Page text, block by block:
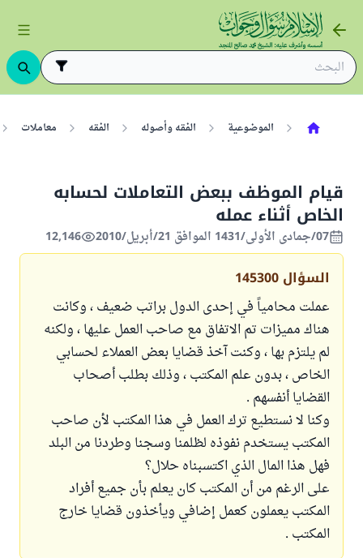
الموضوعية الفقه وأصوله الفقه معاملات
قيام الموظف ببعض التعاملات لحسابه
الخاص أثناء عمله
07/جمادى الأولى/1431 الموافق 21/أبريل/2010 12,146
السؤال 145300
عملت محامياً في إحدى الدول براتب ضعيف ، وكانت
هناك مميزات تم الاتفاق مع صاحب العمل عليها ، ولكنه
لم يلتزم بها ، وكنت آخذ قضايا بعض العملاء لحسابي
الخاص ، بدون علم المكتب ، وذلك بطلب أصحاب
القضايا أنفسهم .
وكنا لا نستطيع ترك العمل في هذا المكتب لأن صاحب
المكتب يستخدم نفوذه لظلمنا وسجنا وطردنا من البلد
فهل هذا المال الذي اكتسبناه حلال؟
على الرغم من أن المكتب كان يعلم بأن جميع أفراد
المكتب يعملون كعمل إضافي ويأخذون قضايا خارج
المكتب .